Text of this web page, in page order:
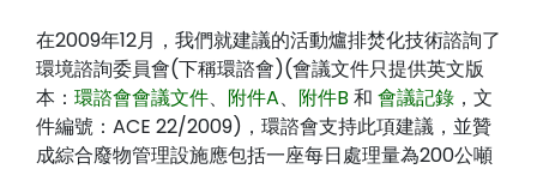
在2009年12月，我們就建議的活動爐排焚化技術諮詢了
環境諮詢委員會(下稱環諮會)(會議文件只提供英文版
本： 環諮會會議文件、 附件A、 附件B 和 會議記錄 ，文
件編號：ACE 22/2009)，環諮會支持此項建議，並贊
成綜合廢物管理設施應包括一座每日處理量為200公噸